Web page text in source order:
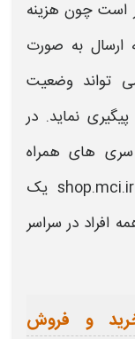
است چون هزینه
به صورت
تواند وضعیت
نماید. در
سری های همراه
به صورت غیرحضوری از سایت shop.mci.ir یک
افراد در سراسر
و فروش